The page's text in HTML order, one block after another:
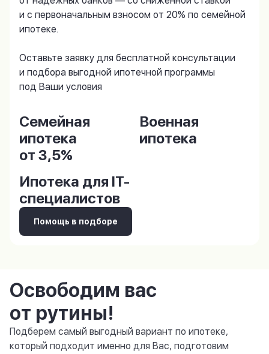
и с первоначальным взносом от 20% по семейной
ипотеке.
Оставьте заявку для бесплатной консультации
и подбора выгодной ипотечной программы
под Ваши условия
Семейная
ипотека
от 3,5%
Военная
ипотека
Ипотека для IT-
специалистов
Помощь в подборе
Освободим вас
от рутины!
Подберем самый выгодный вариант по ипотеке,
который подходит именно для Вас, подготовим